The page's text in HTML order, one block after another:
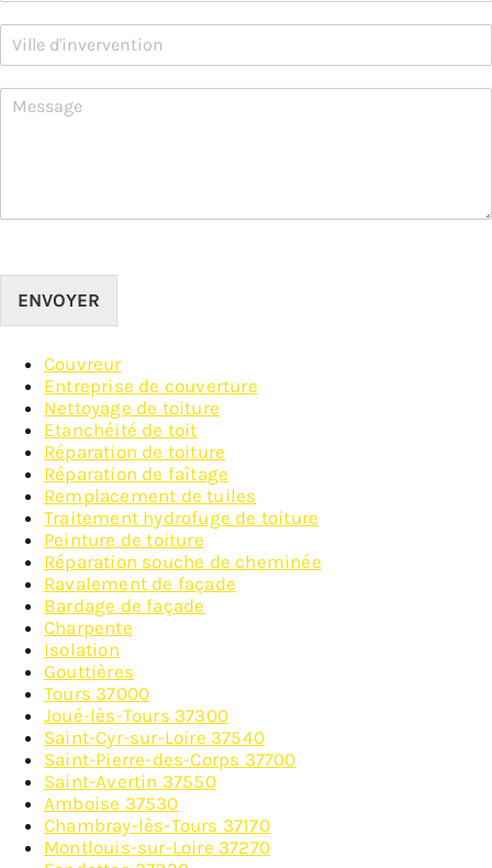
ENVOYER
Couvreur
Entreprise de couverture
Nettoyage de toiture
Etanchéité de toit
Réparation de toiture
Réparation de faîtage
Remplacement de tuiles
Traitement hydrofuge de toiture
Peinture de toiture
Réparation souche de cheminée
Ravalement de façade
Bardage de façade
Charpente
Isolation
Gouttières
Tours 37000
Joué-lès-Tours 37300
Saint-Cyr-sur-Loire 37540
Saint-Pierre-des-Corps 37700
Saint-Avertin 37550
Amboise 37530
Chambray-lès-Tours 37170
Montlouis-sur-Loire 37270